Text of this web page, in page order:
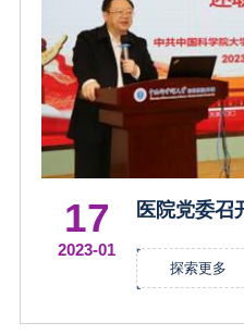
17
2023-01
医院党委召
探索更多